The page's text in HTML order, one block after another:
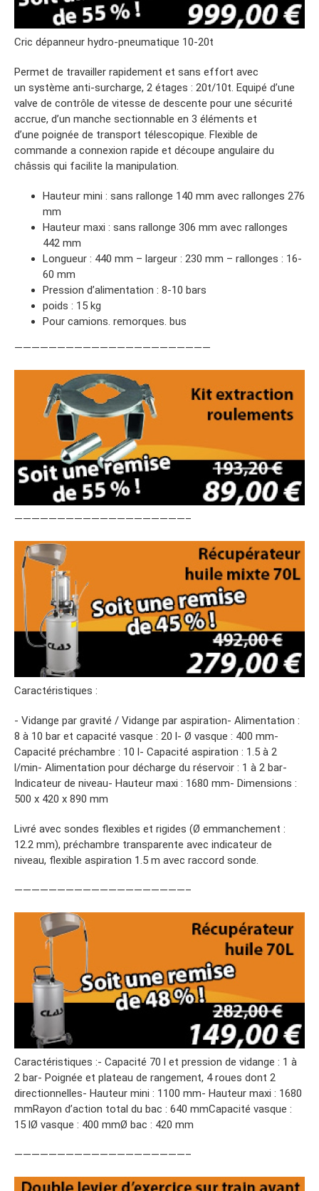
Cric dépanneur hydro-pneumatique 10-20t
Permet de travailler rapidement et sans effort avec
un système anti-surcharge, 2 étages : 20t/10t. Equipé d’une
valve de contrôle de vitesse de descente pour une sécurité
accrue, d’un manche sectionnable en 3 éléments et
d’une poignée de transport télescopique. Flexible de
commande a connexion rapide et découpe angulaire du
châssis qui facilite la manipulation.
Hauteur mini : sans rallonge 140 mm avec rallonges 276
mm
Hauteur maxi : sans rallonge 306 mm avec rallonges
442 mm
Longueur : 440 mm – largeur : 230 mm – rallonges : 16-
60 mm
Pression d’alimentation : 8-10 bars
poids : 15 kg
Pour camions. remorques. bus
———————————————————————
————————————————————–
Caractéristiques :
- Vidange par gravité / Vidange par aspiration- Alimentation :
8 à 10 bar et capacité vasque : 20 l- Ø vasque : 400 mm-
Capacité préchambre : 10 l- Capacité aspiration : 1.5 à 2
l/min- Alimentation pour décharge du réservoir : 1 à 2 bar-
Indicateur de niveau- Hauteur maxi : 1680 mm- Dimensions :
500 x 420 x 890 mm
Livré avec sondes flexibles et rigides (Ø emmanchement :
12.2 mm), préchambre transparente avec indicateur de
niveau, flexible aspiration 1.5 m avec raccord sonde.
————————————————————–
Caractéristiques :- Capacité 70 l et pression de vidange : 1 à
2 bar- Poignée et plateau de rangement, 4 roues dont 2
directionnelles- Hauteur mini : 1100 mm- Hauteur maxi : 1680
mmRayon d’action total du bac : 640 mmCapacité vasque :
15 lØ vasque : 400 mmØ bac : 420 mm
————————————————————–